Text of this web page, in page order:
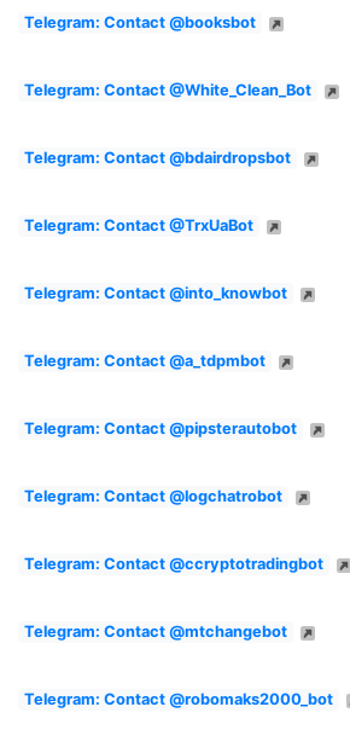
Telegram: Contact @booksbot
Telegram: Contact @White_Clean_Bot
Telegram: Contact @bdairdropsbot
Telegram: Contact @TrxUaBot
Telegram: Contact @into_knowbot
Telegram: Contact @a_tdpmbot
Telegram: Contact @pipsterautobot
Telegram: Contact @logchatrobot
Telegram: Contact @ccryptotradingbot
Telegram: Contact @mtchangebot
Telegram: Contact @robomaks2000_bot